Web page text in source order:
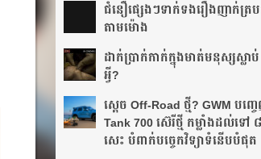
ជំនឿ​ផ្សេងៗ​ទាក់ទង​រឿង​ញាក់​ត្រប
តាម​ម៉ោង​
ដាក់​ប្រាក់​កាក់​ក្នុង​មាត់​មនុស្ស​ស្លាប់
អ្វី?
ស្តេច Off-Road ថ្មី? GWM បញ្ច
Tank 700 ស៊េរីថ្មី កម្លាំងដល់ទៅ
សេះ បំពាក់បច្ចេកវិទ្យាទំនើបបំផុត